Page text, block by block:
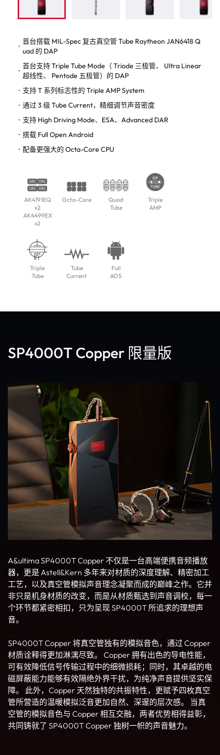
首台搭载 MIL-Spec 复古真空管 Tube Raytheon JAN6418 Q
uad 的 DAP
首台支持 Triple Tube Mode（ Triode 三极管、 Ultra Linear
超线性、 Pentode 五极管）的 DAP
支持 T 系列标志性的 Triple AMP System
通过 3 级 Tube Current，精细调节声音密度
支持 High Driving Mode、ESA、Advanced DAR
搭载 Full Open Android
配备更强大的 Octa-Core CPU
AK4191EQ
x2
AK4499EX
x2
Octa-Core
Quad
Tube
Triple
AMP
Triple
Tube
Tube
Current
Full
AOS
SP4000T Copper 限量版
A&ultima SP4000T Copper 不仅是一台高端便携音频播放
器，更是 Astell&Kern 多年来对材质的深度理解、精密加工
工艺，以及真空管模拟声音理念凝聚而成的巅峰之作。它并
非只是机身材质的改变，而是从材质甄选到声音调校，每一
个环节都紧密相扣，只为呈现 SP4000T 所追求的理想声
音。
SP4000T Copper 将真空管独有的模拟音色，通过 Copper
材质诠释得更加淋漓尽致。 Copper 拥有出色的导电性能，
可有效降低信号传输过程中的细微损耗；同时，其卓越的电
磁屏蔽能力能够有效隔绝外界干扰，为纯净声音提供坚实保
障。 此外，Copper 天然独特的共振特性，更赋予四枚真空
管所营造的温暖模拟泛音更加自然、深邃的层次感。 当真
空管的模拟音色与 Copper 相互交融，两者优势相得益彰，
共同铸就了 SP4000T Copper 独树一帜的声音魅力。